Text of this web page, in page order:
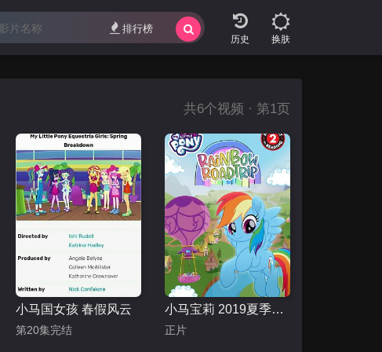
换肤
排行榜
共6个视频 · 第1页
小马国女孩 春假风云
第20集完结
小马宝莉 2019夏季特别篇
正片